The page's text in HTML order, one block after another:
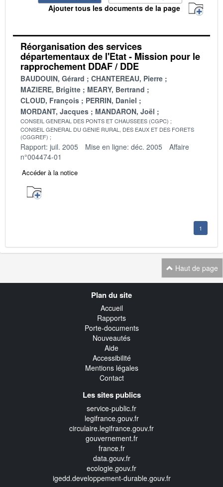
Ajouter tous les documents de la page
Réorganisation des services
départementaux de l'Etat - Mission pour le
rapprochement DDAF / DDE
BAUDOUIN, Gérard
CHANTEREAU, Pierre
MAZIERE, Brigitte
MEARY, Bertrand
CLOUD, François
PERRIN, Daniel
MORDANT, Jacques
MANDARON, Joël
CONSEIL GENERAL DES PONTS ET CHAUSSEES (CGPC)
CONSEIL GENERAL DU GENIE RURAL, DES EAUX ET DES FORETS
(CGGREF)
Rapport: juil. 2005 Mise en ligne: déc. 2005
Affaire
n°004474-01
Accéder à la notice
1
Haut de page
Plan du site
Accueil
Rapports
Porte-documents
Nouveautés
Aide
Accessibilité
Mentions légales
Contact
Les sites publics
service-public.fr
legifrance.gouv.fr
circulaire.legifrance.gouv.fr
gouvernement.fr
france.fr
data.gouv.fr
ecologie.gouv.fr
igedd.developpement-durable.gouv.fr